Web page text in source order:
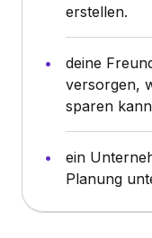
erstellen.
deine
versorgen,
sparen
ein
Planung